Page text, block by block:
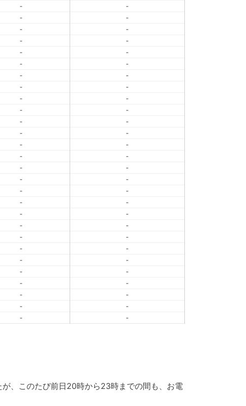
-
-
-
-
-
-
-
-
-
-
-
-
-
-
-
-
-
-
-
-
-
-
-
-
-
-
-
-
-
-
-
-
-
-
-
-
-
-
-
-
-
-
-
-
-
-
-
-
-
-
-
-
-
-
- -
、このたび前日20時から23時までの間も、お電